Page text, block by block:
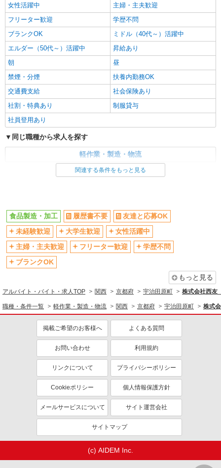
女性活躍中
主婦・主夫歓迎
フリーター歓迎
学歴不問
ブランクOK
ミドル（40代～）活躍中
エルダー（50代～）活躍中
昇給あり
朝
昼
禁煙・分煙
扶養内勤務OK
交通費支給
社会保険あり
社割・特典あり
制服貸与
社員登用あり
同じ職種から求人を探す
軽作業・製造・物流
同じ特徴から求人を探す
交通費支給
社会保険あり
社員登用あり
関連する条件をもっと見る
食品製造・加工 履歴書不要
友達と応募OK
未経験歓迎
大学生歓迎
女性活躍中
主婦・主夫歓迎
フリーター歓迎
学歴不問
ブランクOK
もっと見る
アルバイト・バイト・求人TOP 関西 京都府 宇治田原町 株式会社西
職種・条件一覧 軽作業・製造・物流 関西 京都府 宇治田原町 株式
掲載ご希望のお客様へ よくある質問
お問い合わせ 利用規約
リンクについて プライバシーポリシー
Cookieポリシー 個人情報保護方針
メールサービスについて サイト運営会社
サイトマップ
(c) AIDEM Inc.